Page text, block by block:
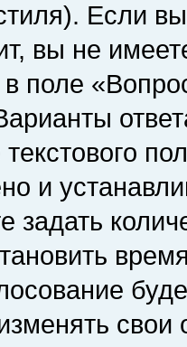
Если
вы не
поле
текстового
и
свои